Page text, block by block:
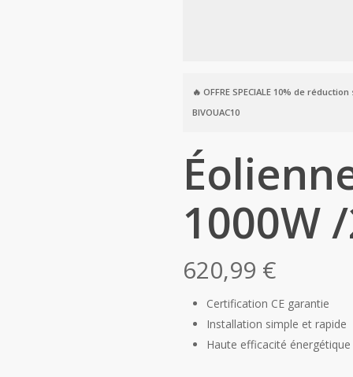
🔥 OFFRE SPECIALE 10% de réduction
BIVOUAC10
1000W
620,99 €
Certification CE garantie
Installation simple et rapide
Haute efficacité énergétique